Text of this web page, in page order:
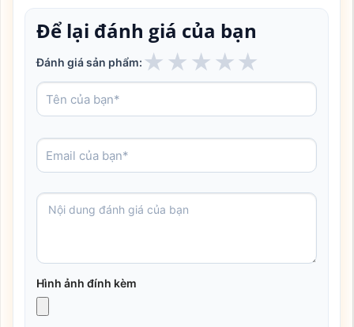
Để lại đánh giá của bạn
Đánh giá sản phẩm: ★ ★ ★ ★★
Hình ảnh đính kèm